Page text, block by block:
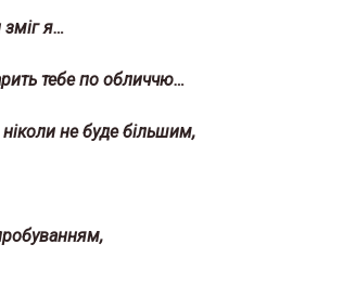
зміг я…
тебе по обличчю…
не буде більшим,